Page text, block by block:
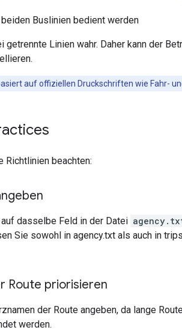
Buslinien bedient werden
Linien wahr. Daher kann der
auf offiziellen Druckschriften wie Fahr-
beachten:
dasselbe Feld in der Datei
Sie sowohl in agency.txt als auch in
Route priorisieren
der Route angeben, da lange
werden.